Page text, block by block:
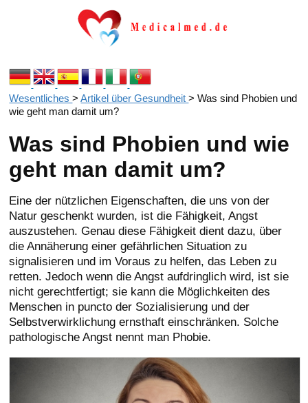
Wesentliches>Artikel über Gesundheit>Was sind Phobien und
wie geht man damit um?
Was sind Phobien und wie
geht man damit um?
Eine der nützlichen Eigenschaften, die uns von der
Natur geschenkt wurden, ist die Fähigkeit, Angst
auszustehen. Genau diese Fähigkeit dient dazu, über
die Annäherung einer gefährlichen Situation zu
signalisieren und im Voraus zu helfen, das Leben zu
retten. Jedoch wenn die Angst aufdringlich wird, ist sie
nicht gerechtfertigt; sie kann die Möglichkeiten des
Menschen in puncto der Sozialisierung und der
Selbstverwirklichung ernsthaft einschränken. Solche
pathologische Angst nennt man Phobie.